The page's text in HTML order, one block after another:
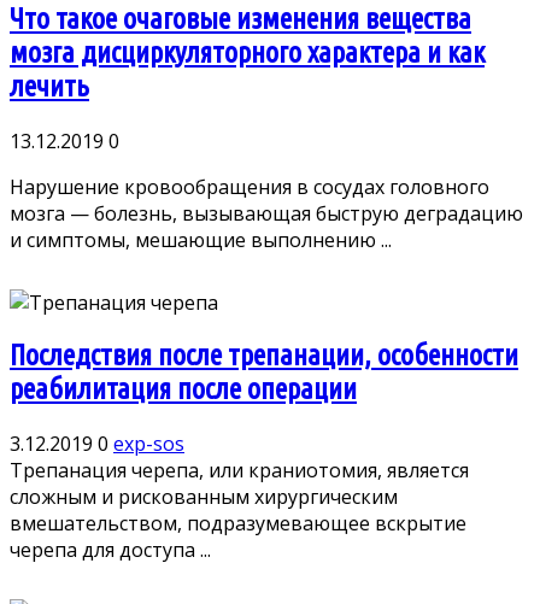
Что такое очаговые изменения вещества
мозга дисциркуляторного характера и как
лечить
13.12.2019 0
Нарушение кровообращения в сосудах головного
мозга — болезнь, вызывающая быструю деградацию
и симптомы, мешающие выполнению ...
Последствия после трепанации, особенности
реабилитация после операции
3.12.2019 0 exp-sos
Трепанация черепа, или краниотомия, является
сложным и рискованным хирургическим
вмешательством, подразумевающее вскрытие
черепа для доступа ...